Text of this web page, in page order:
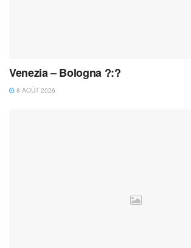
Venezia – Bologna ?:?
8 AOÛT 2026